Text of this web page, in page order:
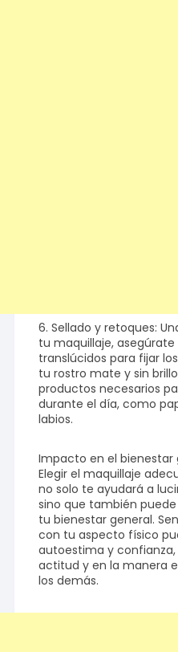
6. Sellado y retoques:
tu maquillaje,
translúcidos para fijar
tu rostro mate y sin
productos necesarios
durante el día, como
labios.
Impacto en el bienestar
Elegir el maquillaje
no solo te ayudará a
sino que también
tu bienestar general.
con tu aspecto físico
autoestima y
actitud y en la manera
los demás.